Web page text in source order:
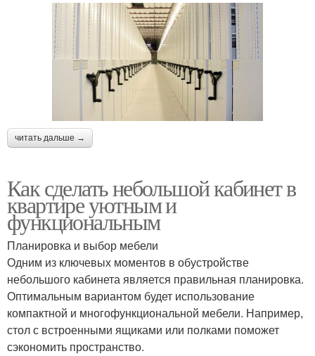
читать дальше →
Как сделать небольшой кабинет в
квартире уютным и
функциональным
Планировка и выбор мебели
Одним из ключевых моментов в обустройстве
небольшого кабинета является правильная планировка.
Оптимальным вариантом будет использование
компактной и многофункциональной мебели. Например,
стол с встроенными ящиками или полками поможет
сэкономить пространство.